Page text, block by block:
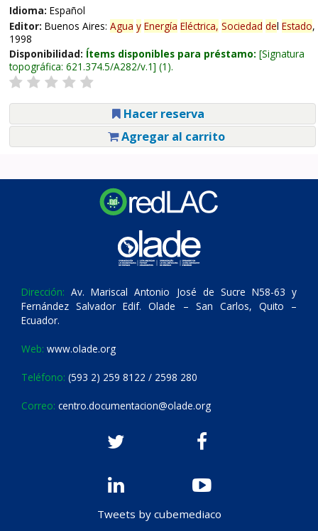
Idioma: Español
Editor: Buenos Aires: Agua y Energía Eléctrica, Sociedad del Estado,
1998
Disponibilidad: Ítems disponibles para préstamo: Signatura
topográfica: 621.374.5/A282/v.1 (1).
Hacer reserva
Agregar al carrito
Dirección: Av. Mariscal Antonio José de Sucre N58-63 y
Fernández Salvador Edif. Olade – San Carlos, Quito –
Ecuador.
Web: www.olade.org
Teléfono: (593 2) 259 8122 / 2598 280
Correo: centro.documentacion@olade.org
Tweets by cubemediaco